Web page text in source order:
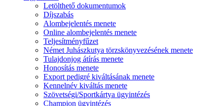
Letölthető dokumentumok
Díjszabás
Alombejelentés menete
Online alombejelentés menete
Teljesítményfűzet
Német Juhászkutya törzskönyvezésének menete
Tulajdonjog átírás menete
Honosítás menete
Export pedigré kiváltásának menete
Kennelnév kiváltás menete
Szövetségi/Sportkártya ügyintézés
Champion ügyintézés